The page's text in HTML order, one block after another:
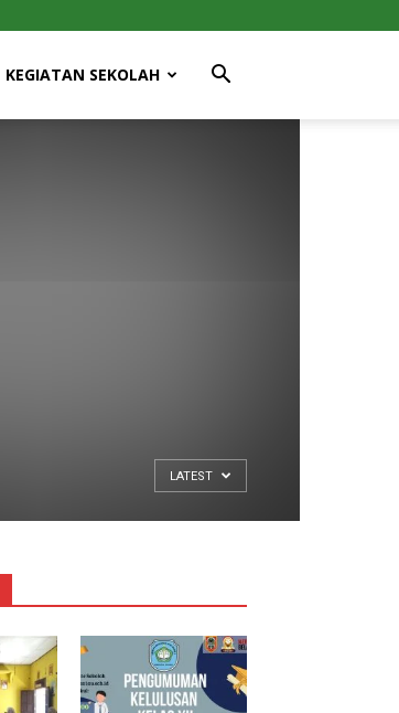
KEGIATAN SEKOLAH
LATEST